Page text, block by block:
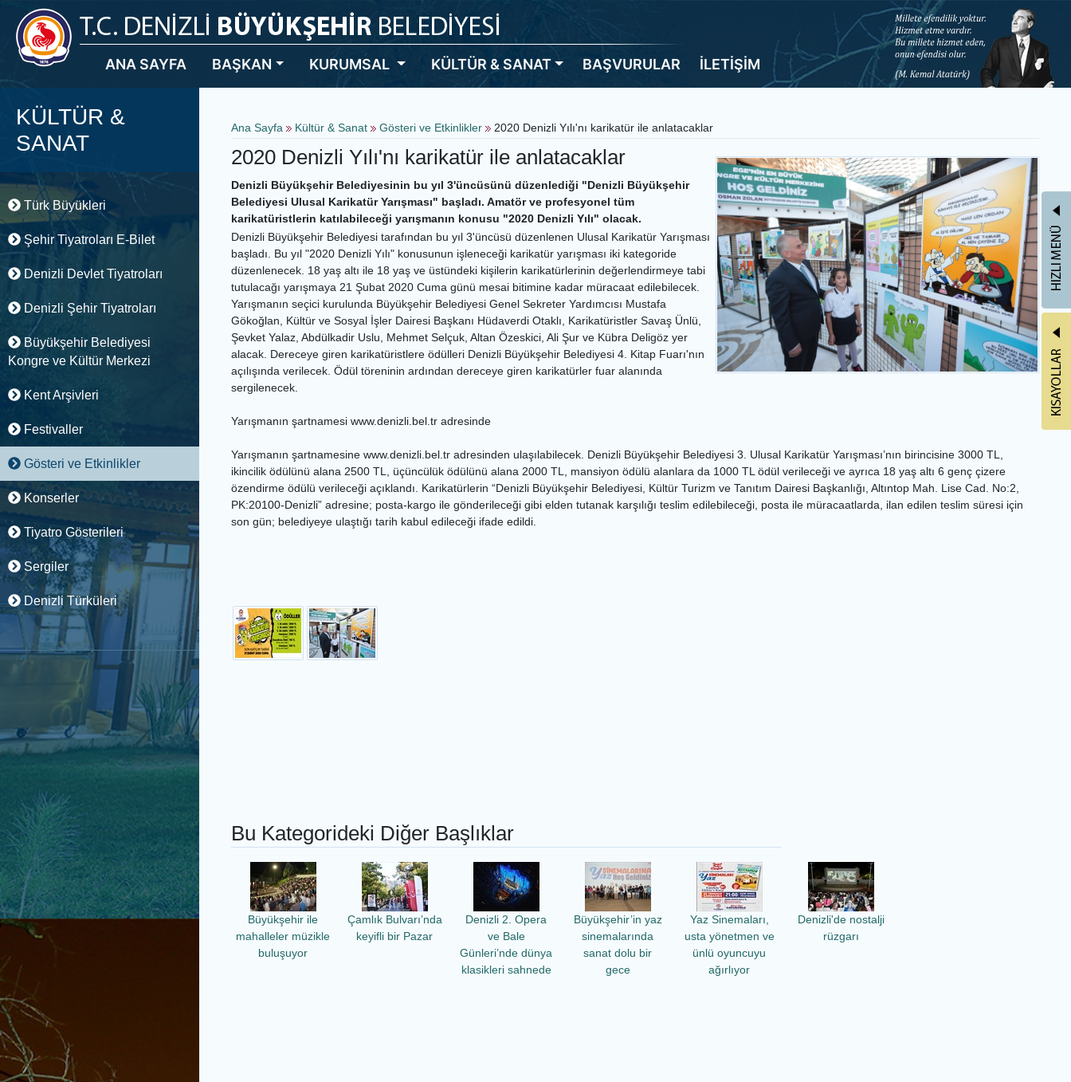
ANA SAYFA BAŞKAN KURUMSAL KÜLTÜR & SANAT BAŞVURULAR İLETİŞİM
KÜLTÜR &
SANAT
Türk Büyükleri
Şehir Tiyatroları E-Bilet
Denizli Devlet Tiyatroları
Denizli Şehir Tiyatroları
Büyükşehir Belediyesi
Kongre ve Kültür Merkezi
Kent Arşivleri
Festivaller
Gösteri ve Etkinlikler
Konserler
Tiyatro Gösterileri
Sergiler
Denizli Türküleri
Ana Sayfa Kültür & Sanat Gösteri ve Etkinlikler 2020 Denizli Yılı'nı karikatür ile anlatacaklar
2020 Denizli Yılı'nı karikatür ile anlatacaklar
Denizli Büyükşehir Belediyesinin bu yıl 3'üncüsünü düzenlediği "Denizli Büyükşehir
Belediyesi Ulusal Karikatür Yarışması" başladı. Amatör ve profesyonel tüm
karikatüristlerin katılabileceği yarışmanın konusu "2020 Denizli Yılı" olacak.
Denizli Büyükşehir Belediyesi tarafından bu yıl 3'üncüsü düzenlenen Ulusal Karikatür Yarışması
başladı. Bu yıl "2020 Denizli Yılı" konusunun işleneceği karikatür yarışması iki kategoride
düzenlenecek. 18 yaş altı ile 18 yaş ve üstündeki kişilerin karikatürlerinin değerlendirmeye tabi
tutulacağı yarışmaya 21 Şubat 2020 Cuma günü mesai bitimine kadar müracaat edilebilecek.
Yarışmanın seçici kurulunda Büyükşehir Belediyesi Genel Sekreter Yardımcısı Mustafa
Gökoğlan, Kültür ve Sosyal İşler Dairesi Başkanı Hüdaverdi Otaklı, Karikatüristler Savaş Ünlü,
Şevket Yalaz, Abdülkadir Uslu, Mehmet Selçuk, Altan Özeskici, Ali Şur ve Kübra Deligöz yer
alacak. Dereceye giren karikatüristlere ödülleri Denizli Büyükşehir Belediyesi 4. Kitap Fuarı'nın
açılışında verilecek. Ödül töreninin ardından dereceye giren karikatürler fuar alanında
sergilenecek.
Yarışmanın şartnamesi www.denizli.bel.tr adresinde
Yarışmanın şartnamesine www.denizli.bel.tr adresinden ulaşılabilecek. Denizli Büyükşehir Belediyesi 3. Ulusal Karikatür Yarışması’nın birincisine 3000 TL,
ikincilik ödülünü alana 2500 TL, üçüncülük ödülünü alana 2000 TL, mansiyon ödülü alanlara da 1000 TL ödül verileceği ve ayrıca 18 yaş altı 6 genç çizere
özendirme ödülü verileceği açıklandı. Karikatürlerin “Denizli Büyükşehir Belediyesi, Kültür Turizm ve Tanıtım Dairesi Başkanlığı, Altıntop Mah. Lise Cad. No:2,
PK:20100-Denizli” adresine; posta-kargo ile gönderileceği gibi elden tutanak karşılığı teslim edilebileceği, posta ile müracaatlarda, ilan edilen teslim süresi için
son gün; belediyeye ulaştığı tarih kabul edileceği ifade edildi.
Bu Kategorideki Diğer Başlıklar
Büyükşehir ile
mahalleler müzikle
buluşuyor
Çamlık Bulvarı’nda
keyifli bir Pazar
Denizli 2. Opera
ve Bale
Günleri’nde dünya
klasikleri sahnede
Büyükşehir’in yaz
sinemalarında
sanat dolu bir
gece
Yaz Sinemaları,
usta yönetmen ve
ünlü oyuncuyu
ağırlıyor
Denizli'de nostalji
rüzgarı